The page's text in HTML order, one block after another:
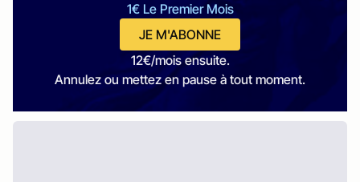
1€ Le Premier Mois
JE M'ABONNE
12€/mois ensuite.
Annulez ou mettez en pause à tout moment.